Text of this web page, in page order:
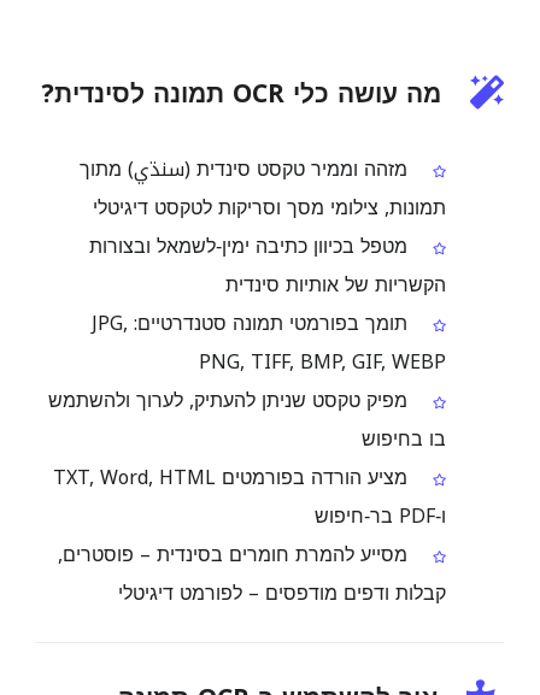
מה עושה כלי OCR תמונה לסינדית?
מזהה וממיר טקסט סינדית (سنڌي) מתוך
תמונות, צילומי מסך וסריקות לטקסט דיגיטלי
מטפל בכיוון כתיבה ימין‑לשמאל ובצורות
הקשריות של אותיות סינדית
תומך בפורמטי תמונה סטנדרטיים: ‎JPG,
PNG, TIFF, BMP, GIF, WEBP
מפיק טקסט שניתן להעתיק, לערוך ולהשתמש
בו בחיפוש
מציע הורדה בפורמטים TXT, Word, HTML
ו‑PDF בר‑חיפוש
מסייע להמרת חומרים בסינדית – פוסטרים,
קבלות ודפים מודפסים – לפורמט דיגיטלי